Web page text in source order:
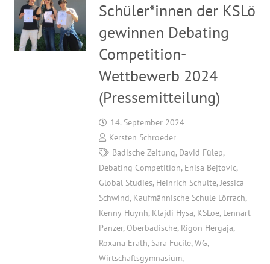
Schüler*innen der KSLö
gewinnen Debating
Competition-
Wettbewerb 2024
(Pressemitteilung)
14. September 2024
Kersten Schroeder
Badische Zeitung, David Fülep,
Debating Competition, Enisa Bejtovic,
Global Studies, Heinrich Schulte, Jessica
Schwind, Kaufmännische Schule Lörrach,
Kenny Huynh, Klajdi Hysa, KSLoe, Lennart
Panzer, Oberbadische, Rigon Hergaja,
Roxana Erath, Sara Fucile, WG,
Wirtschaftsgymnasium,